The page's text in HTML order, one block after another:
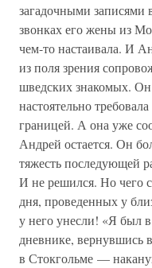
загадочными записями
звонках его жены из
чем-то настаивала. И
из поля зрения
шведских знакомых. Он
настоятельно
границей. А она уже
Андрей остается. Он
тяжесть последующей
И не решился. Но чего
дня, проведенных у
у него унесли! «Я был
дневнике, вернувшись
в Стокгольме —